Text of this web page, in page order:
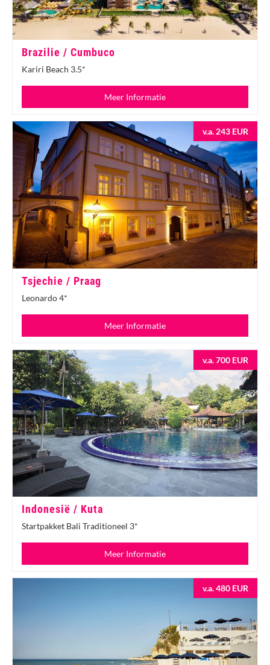
Brazilie / Cumbuco
Kariri Beach 3.5*
Meer Informatie
v.a. 243 EUR
Tsjechie / Praag
Leonardo 4*
Meer Informatie
v.a. 700 EUR
Indonesië / Kuta
Startpakket Bali Traditioneel 3*
Meer Informatie
v.a. 480 EUR